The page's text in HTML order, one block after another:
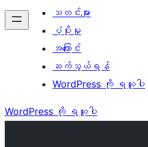
သတင်းများ
ပံ့ပိုးမှု
အကြောင်း
ဆက်သွယ်ရန်
WordPress ကို ရယူပါ
WordPress ကို ရယူပါ